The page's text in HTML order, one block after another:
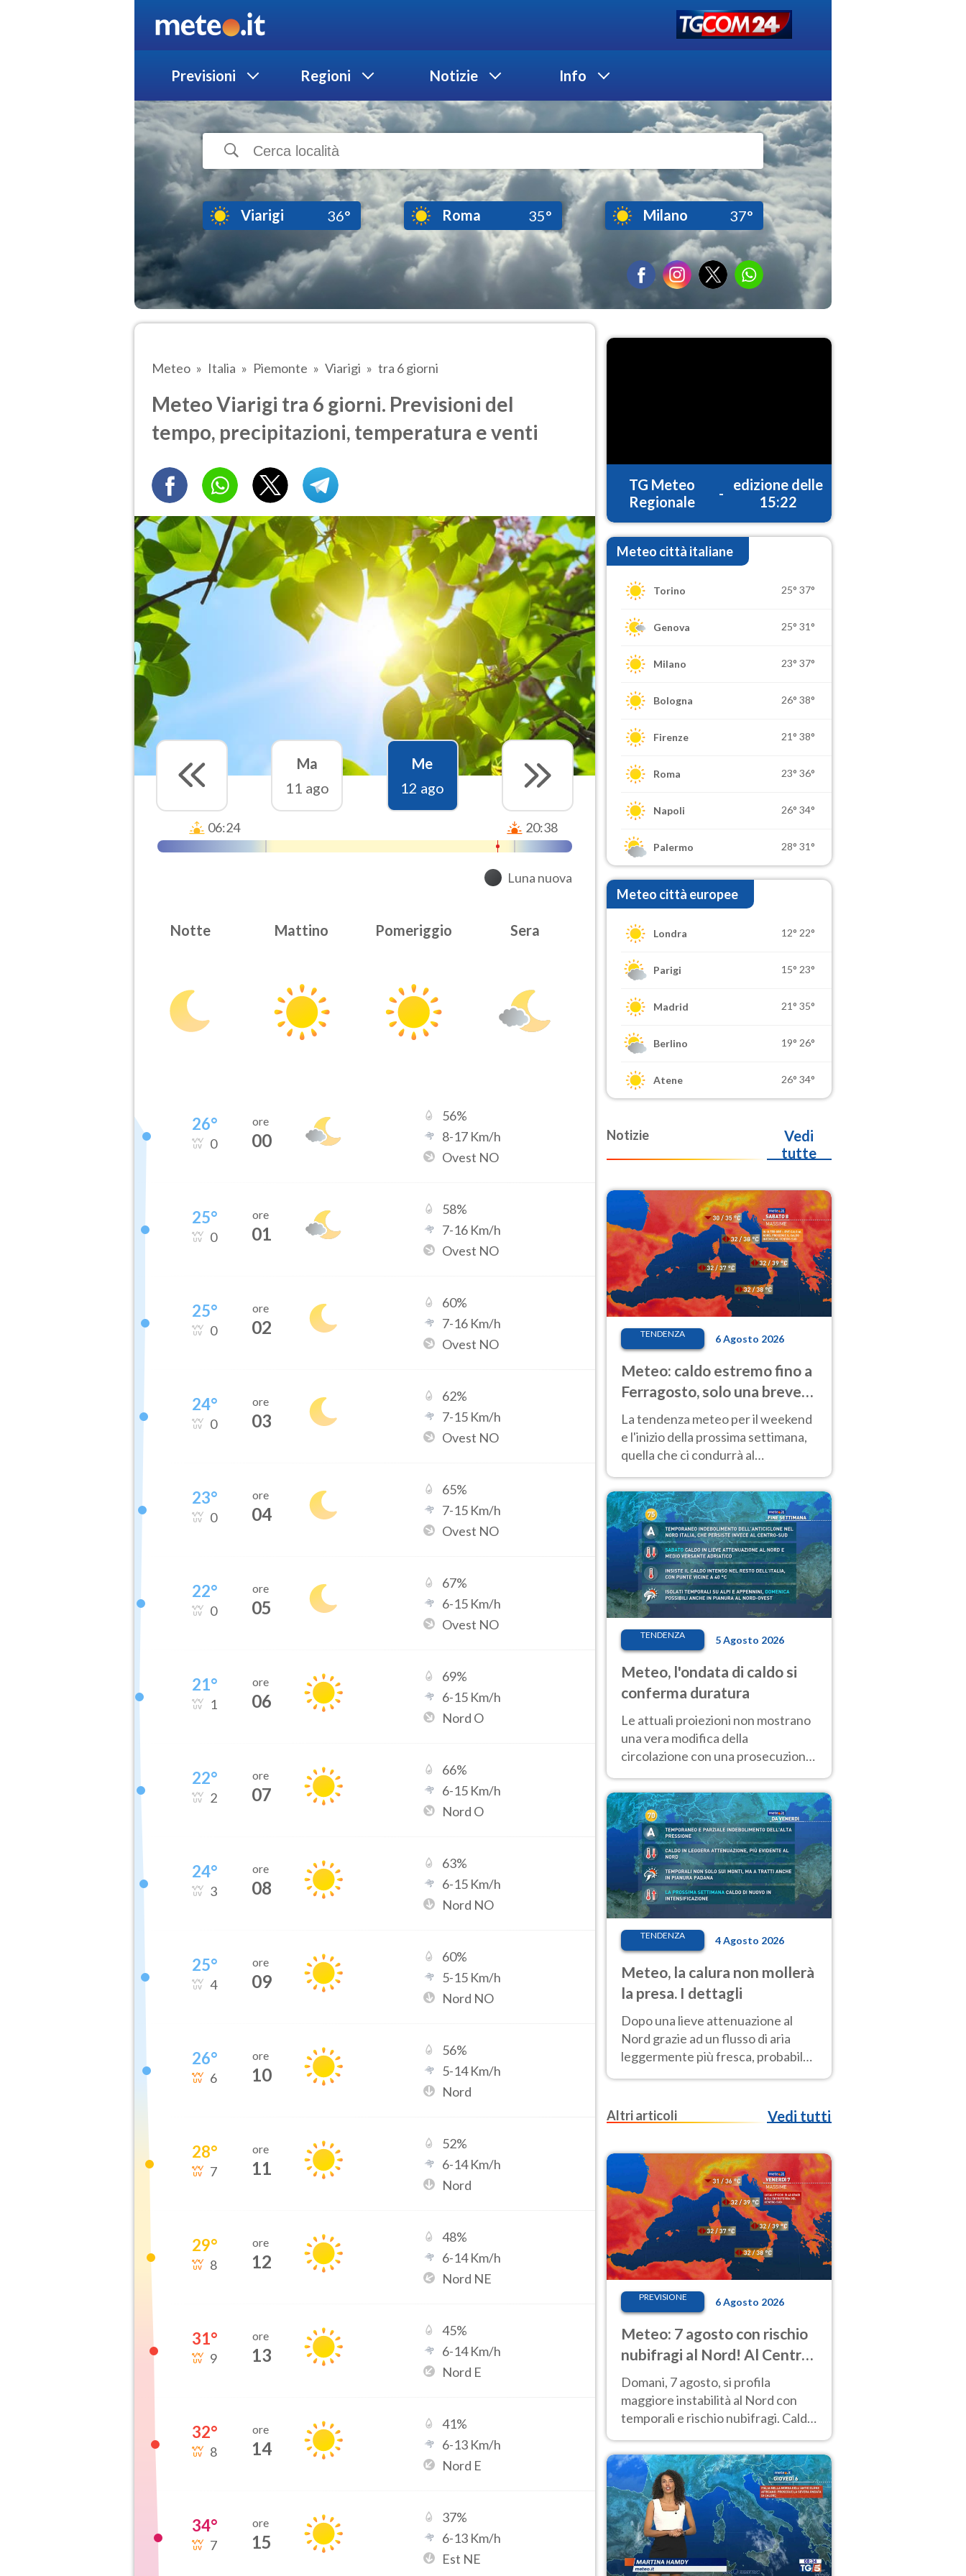
Previsioni Regioni Notizie Info
Viarigi 36° Roma 35° Milano 37°
Meteo Italia Piemonte Viarigi tra 6 giorni
Meteo Viarigi tra 6 giorni. Previsioni del
tempo, precipitazioni, temperatura e venti
Ma
11 ago
Me
12 ago
06:24 20:38
Luna nuova
Notte Mattino Pomeriggio Sera
26°
0
ore
00
56%
8-17 Km/h
Ovest NO
25°
0
ore
01
58%
7-16 Km/h
Ovest NO
25°
0
ore
02
60%
7-16 Km/h
Ovest NO
24°
0
ore
03
62%
7-15 Km/h
Ovest NO
23°
0
ore
04
65%
7-15 Km/h
Ovest NO
22°
0
ore
05
67%
6-15 Km/h
Ovest NO
21°
1
ore
06
69%
6-15 Km/h
Nord O
22°
2
ore
07
66%
6-15 Km/h
Nord O
24°
3
ore
08
63%
6-15 Km/h
Nord NO
25°
4
ore
09
60%
5-15 Km/h
Nord NO
26°
6
ore
10
56%
5-14Km/h
Nord
28°
7
ore
11
52%
6-14Km/h
Nord
29°
8
ore
12
48%
6-14Km/h
Nord NE
31°
9
ore
13
45%
6-14Km/h
Nord E
32°
8
ore
14
41%
6-13 Km/h
Nord E
34°
7
ore
15
37%
6-13 Km/h
Est NE
TG Meteo
Regionale
-
edizione delle
15:22
Meteo città italiane
Torino 25° 37°
Genova 25° 31°
Milano 23° 37°
Bologna 26° 38°
Firenze 21° 38°
Roma 23° 36°
Napoli 26° 34°
Palermo 28° 31°
Meteo città europee
Londra 12° 22°
Parigi 15° 23°
Madrid 21° 35°
Berlino 19° 26°
Atene 26° 34°
Notizie
Vedi
tutte
TENDENZA 6 Agosto 2026
Meteo: caldo estremo fino a
Ferragosto, solo una breve
pausa. Ecco dove
La tendenza meteo per il weekend
e l'inizio della prossima settimana,
quella che ci condurrà al
temperature molto elevate
TENDENZA 5 Agosto 2026
Meteo, l'ondata di caldo si
conferma duratura
Le attuali proiezioni non mostrano
una vera modifica della
circolazione con una prosecuzione
giorni, compresa la settimana di
Ferragosto
TENDENZA 4 Agosto 2026
Meteo, la calura non mollerà
la presa. I dettagli
Dopo una lieve attenuazione al
Nord grazie ad un flusso di aria
leggermente più fresca, probabile
nuovo rinforzo dell’anticiclone
Altri articoli
Vedi tutti
PREVISIONE 6 Agosto 2026
Meteo: 7 agosto con rischio
nubifragi al Nord! Al Centro-
Sud caldo estremo
Domani, 7 agosto, si profila
maggiore instabilità al Nord con
temporali e rischio nubifragi. Caldo
previsioni.